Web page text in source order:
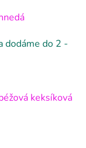
dodáme do 2 -
keksíková